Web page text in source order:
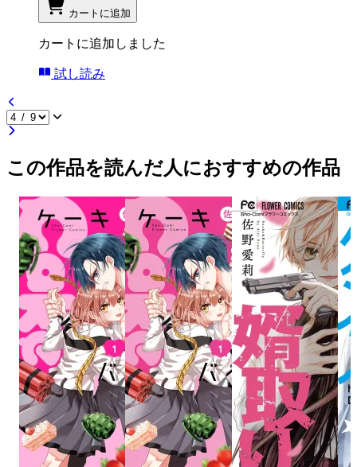
カートに追加
カートに追加しました
試し読み
この作品を読んだ人におすすめの作品